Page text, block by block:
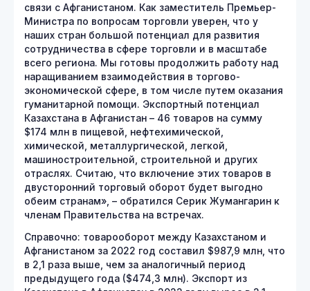
связи с Афганистаном. Как заместитель Премьер-
Министра по вопросам торговли уверен, что у
наших стран большой потенциал для развития
сотрудничества в сфере торговли и в масштабе
всего региона. Мы готовы продолжить работу над
наращиванием взаимодействия в торгово-
экономической сфере, в том числе путем оказания
гуманитарной помощи. Экспортный потенциал
Казахстана в Афганистан – 46 товаров на сумму
$174 млн в пищевой, нефтехимической,
химической, металлургической, легкой,
машиностроительной, строительной и других
отраслях. Считаю, что включение этих товаров в
двусторонний торговый оборот будет выгодно
обеим странам», – обратился Серик Жумангарин к
членам Правительства на встречах.
Справочно: товарооборот между Казахстаном и
Афганистаном за 2022 год составил $987,9 млн, что
в 2,1 раза выше, чем за аналогичный период
предыдущего года ($474,3 млн). Экспорт из